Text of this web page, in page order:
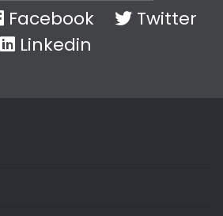
Facebook
Twitter
Linkedin